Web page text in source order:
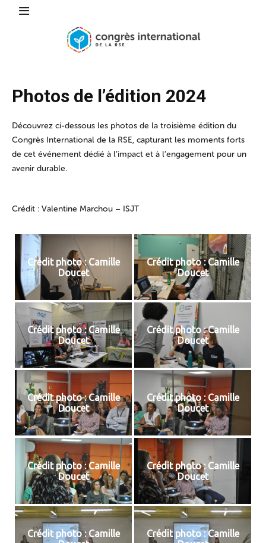
Photos de l’édition 2024
Découvrez ci-dessous les photos de la troisième édition du
Congrès International de la RSE, capturant les moments forts
de cet événement dédié à l’impact et à l’engagement pour un
avenir durable.
Crédit : Valentine Marchou – ISJT
Crédit photo : Camille
Doucet
Crédit photo : Camille
Doucet
Crédit photo : Camille
Doucet
Crédit photo : Camille
Doucet
Crédit photo : Camille
Doucet
Crédit photo : Camille
Doucet
Crédit photo : Camille
Doucet
Crédit photo : Camille
Doucet
Crédit photo : Camille
Crédit photo : Camille